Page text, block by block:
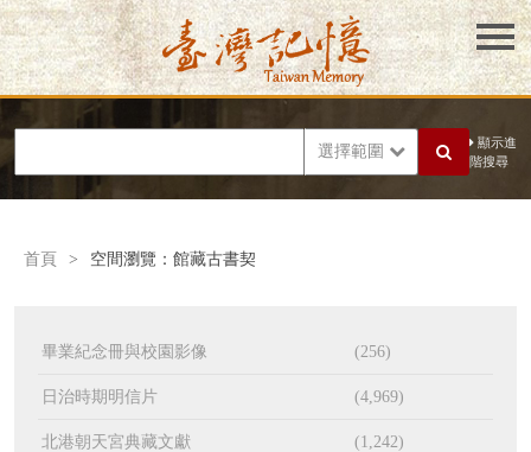
選擇範圍
顯示進
階搜尋
首頁 > 空間瀏覽：館藏古書契
畢業紀念冊與校園影像 (256)
日治時期明信片 (4,969)
北港朝天宮典藏文獻 (1,242)